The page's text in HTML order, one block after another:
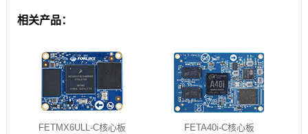
相关产品：
FETMX6ULL-C核心板 FETA40i-C核心板